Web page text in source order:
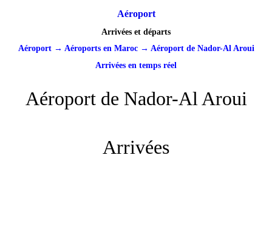
Aéroport
Arrivées et départs
Aéroport→ Aéroports en Maroc→ Aéroport de Nador-Al Aroui
Arrivées en temps réel
Aéroport de Nador-Al Aroui
Arrivées